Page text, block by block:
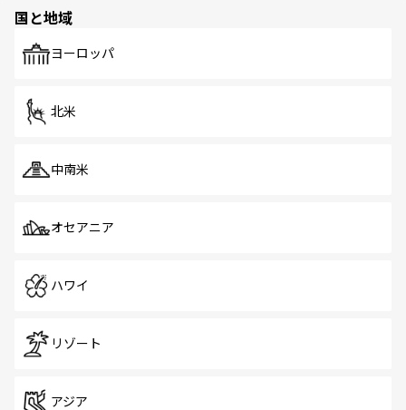
で、ホーカーズは地元の風情を楽しめる外せないスポット
国と地域
ヨーロッパ
北米
中南米
オセアニア
ハワイ
リゾート
アジア